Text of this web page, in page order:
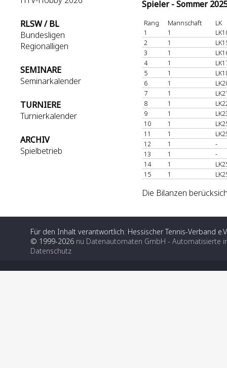
RLSW / BL
Bundesligen
Regionalligen
SEMINARE
Seminarkalender
TURNIERE
Turnierkalender
ARCHIV
Spielbetrieb
Spieler - Sommer
Rang Mannschaft
LK
1
1
2
1
3
1
4
1
5
1
6
1
7
1
8
1
9
1
10
1
11
1
12
1
-
13
1
-
14
1
15
1
Die Bilanzen
Für den Inhalt verantwortlich: Hessischer Tennis-Verband
© 1999-2026 nu Datenautomaten GmbH - Automatisierte
Datenschutz